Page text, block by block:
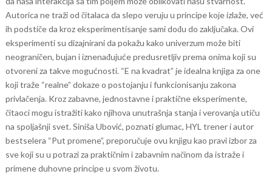
Autorica ne traži od čitalaca da slepo veruju u principe koje izlaže, već
ih podstiče da kroz eksperimentisanje sami dođu do zaključaka. Ovi
eksperimenti su dizajnirani da pokažu kako univerzum može biti
neograničen, bujan i iznenađujuće predusretljiv prema onima koji su
otvoreni za takve mogućnosti. “E na kvadrat” je idealna knjiga za one
koji traže “realne” dokaze o postojanju i funkcionisanju zakona
privlačenja. Kroz zabavne, jednostavne i praktične eksperimente,
čitaoci mogu istražiti kako njihova unutrašnja stanja i verovanja utiču
na spoljašnji svet. Siniša Ubović, poznati glumac, HYL trener i autor
bestselera “Put promene”, preporučuje ovu knjigu kao pravi izbor za
sve koji su u potrazi za praktičnim i zabavnim načinom da istraže i
primene duhovne principe u svom životu.